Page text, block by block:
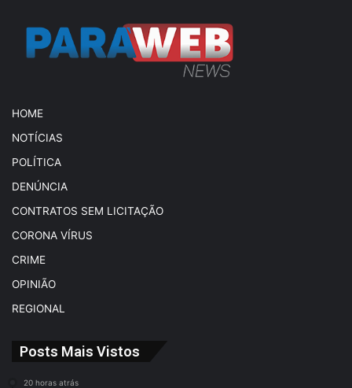
HOME
NOTÍCIAS
POLÍTICA
DENÚNCIA
CONTRATOS SEM LICITAÇÃO
CORONA VÍRUS
CRIME
OPINIÃO
REGIONAL
Posts Mais Vistos
20 horas atrás